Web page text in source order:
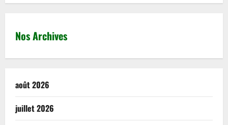
Nos Archives
août 2026
juillet 2026